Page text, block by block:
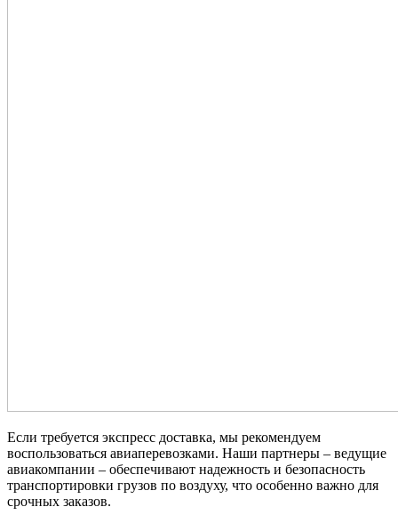
Если требуется экспресс доставка, мы рекомендуем
воспользоваться авиаперевозками. Наши партнеры – ведущие
авиакомпании – обеспечивают надежность и безопасность
транспортировки грузов по воздуху, что особенно важно для
срочных заказов.